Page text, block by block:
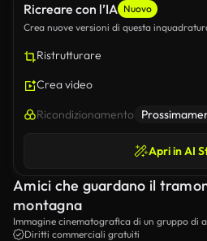
Ricreare con l’IA Nuovo
Crea nuove versioni di questa
Ristrutturare
Crea video
Ricondizionamento
Apri in AI
Amici che guardano il
montagna
Immagine cinematografica di un gruppo di
una montagna.
Diritti commerciali gratuiti